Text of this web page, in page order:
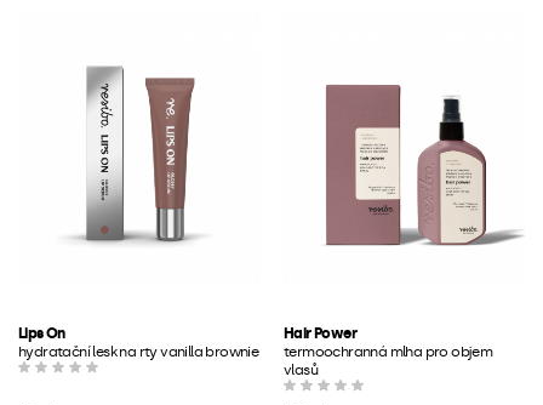
Lips On
hydratační lesk na rty vanilla brownie
Hair Power
termoochranná mlha pro objem
vlasů